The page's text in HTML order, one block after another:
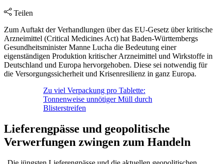
Teilen
Zum Auftakt der Verhandlungen über das EU-Gesetz über kritische
Arzneimittel (Critical Medicines Act) hat Baden-Württembergs
Gesundheitsminister Manne Lucha die Bedeutung einer
eigenständigen Produktion kritischer Arzneimittel und Wirkstoffe in
Deutschland und Europa hervorgehoben. Diese sei notwendig für
die Versorgungssicherheit und Krisenresilienz in ganz Europa.
Zu viel Verpackung pro Tablette:
Tonnenweise unnötiger Müll durch
Blisterstreifen
Lieferengpässe und geopolitische
Verwerfungen zwingen zum Handeln